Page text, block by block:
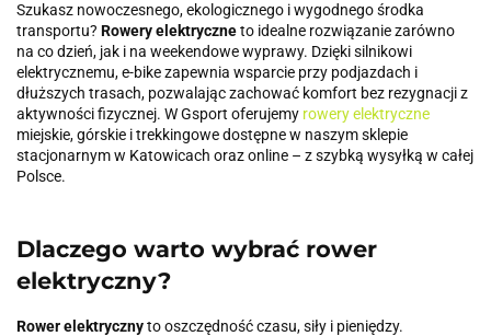
Szukasz nowoczesnego, ekologicznego i wygodnego środka
transportu? Rowery elektryczneto idealne rozwiązanie zarówno
na co dzień, jak i na weekendowe wyprawy. Dzięki silnikowi
elektrycznemu, e-bike zapewnia wsparcie przy podjazdach i
dłuższych trasach, pozwalając zachować komfort bez rezygnacji z
aktywności fizycznej. W Gsport oferujemy rowery elektryczne
miejskie, górskie i trekkingowe dostępne w naszym sklepie
stacjonarnym w Katowicach oraz online – z szybką wysyłką w całej
Polsce.
Dlaczego warto wybrać rower
elektryczny?
Rower elektrycznyto oszczędność czasu, siły i pieniędzy.